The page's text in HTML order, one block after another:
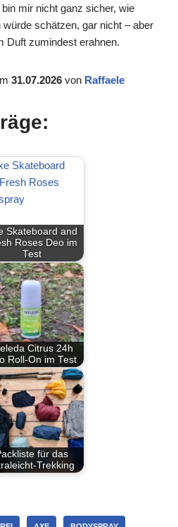
mir nicht ganz sicher, wie
schätzen, gar nicht – aber
Duft zumindest erahnen.
31.07.2026 von Raffaele
Skateboard and
Roses Deo im
Test
Citrus 24h
Roll-On im Test
für das
Trekking